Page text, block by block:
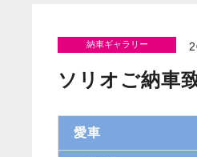
納車ギャラリー
ソリオご納車
愛車